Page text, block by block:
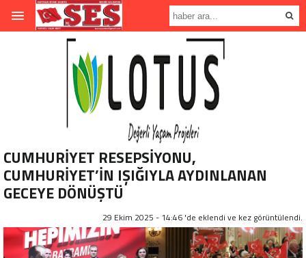
CUMHURİYET RESEPSİYONU,
CUMHURİYET’İN IŞIĞIYLA AYDINLANAN
GECEYE DÖNÜŞTÜ
29 Ekim 2025 - 14:46 'de eklendi ve kez görüntülendi.